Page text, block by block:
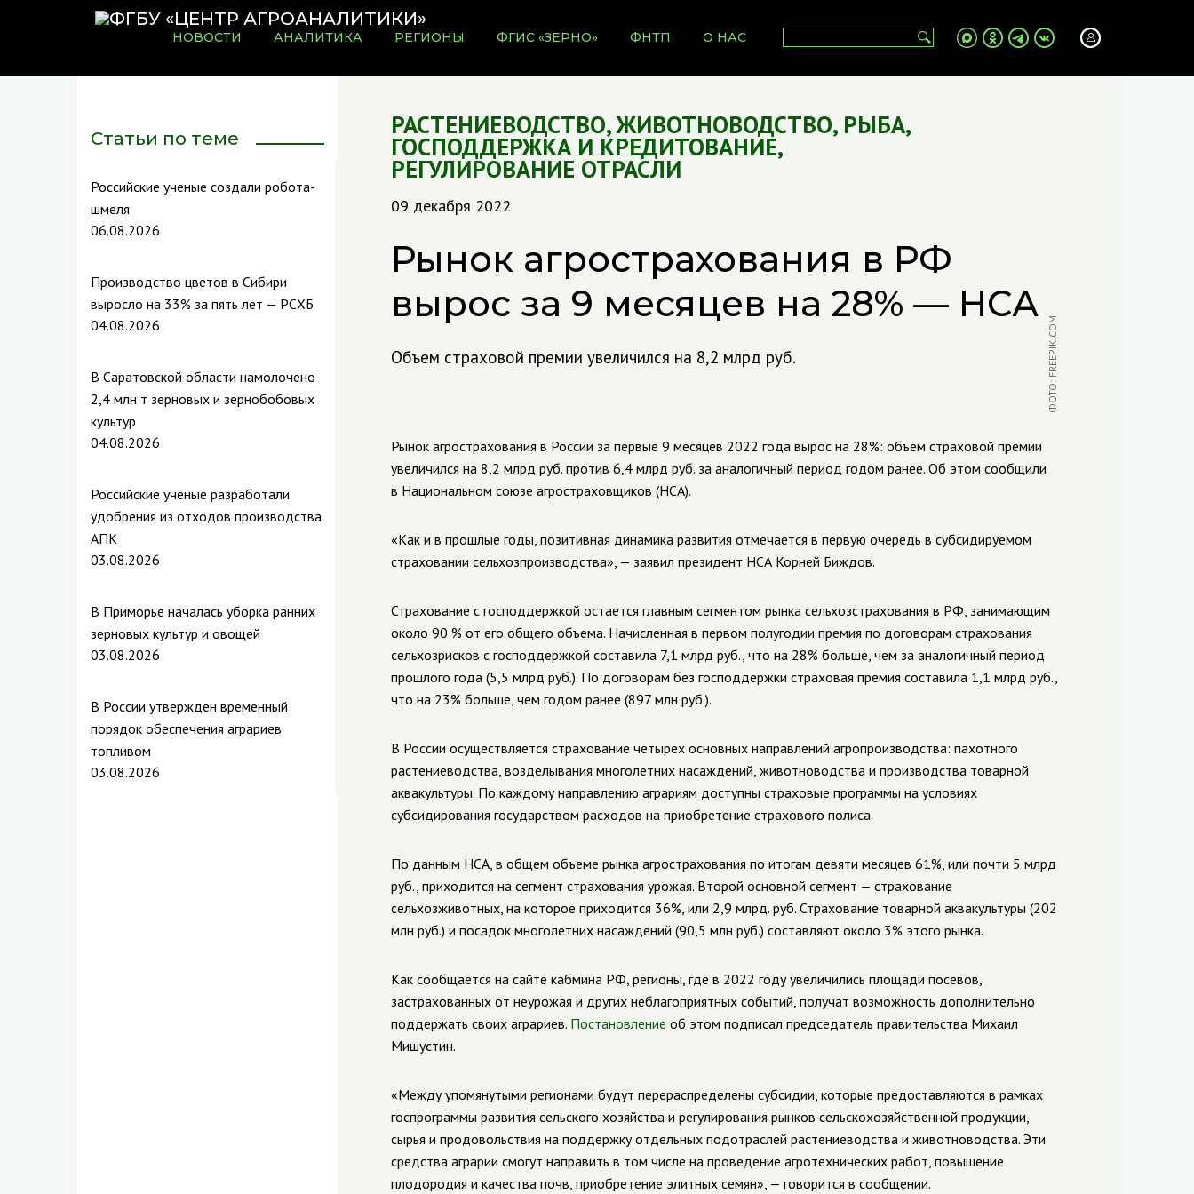
НОВОСТИ АНАЛИТИКА РЕГИОНЫ ФГИС «ЗЕРНО» ФНТП О НАС
Статьи по теме
Российские ученые создали робота-
шмеля
06.08.2026
Производство цветов в Сибири
выросло на 33% за пять лет — РСХБ
04.08.2026
В Саратовской области намолочено
2,4 млн т зерновых и зернобобовых
культур
04.08.2026
Российские ученые разработали
удобрения из отходов производства
АПК
03.08.2026
В Приморье началась уборка ранних
зерновых культур и овощей
03.08.2026
В России утвержден временный
порядок обеспечения аграриев
топливом
03.08.2026
РАСТЕНИЕВОДСТВО,ЖИВОТНОВОДСТВО, РЫБА,
ГОСПОДДЕРЖКА И КРЕДИТОВАНИЕ,
РЕГУЛИРОВАНИЕ ОТРАСЛИ
09 декабря 2022
Рынок агрострахования в РФ
вырос за 9 месяцев на 28% — НСА
Объем страховой премии увеличился на 8,2 млрд руб. ФОТО: FREEPIK.COM
Рынок агрострахования в России за первые 9 месяцев 2022 года вырос на 28%: объем страховой премии
увеличился на 8,2 млрд руб. против 6,4 млрд руб. за аналогичный период годом ранее. Об этом сообщили
в Национальном союзе агростраховщиков (НСА).
«Как и в прошлые годы, позитивная динамика развития отмечается в первую очередь в субсидируемом
страховании сельхозпроизводства», — заявил президент НСА Корней Биждов.
Страхование с господдержкой остается главным сегментом рынка сельхозстрахования в РФ, занимающим
около 90 % от его общего объема. Начисленная в первом полугодии премия по договорам страхования
сельхозрисков с господдержкой составила 7,1 млрд руб., что на 28% больше, чем за аналогичный период
прошлого года (5,5 млрд руб.). По договорам без господдержки страховая премия составила 1,1 млрд руб.,
что на 23% больше, чем годом ранее (897 млн руб.).
В России осуществляется страхование четырех основных направлений агропроизводства: пахотного
растениеводства, возделывания многолетних насаждений, животноводства и производства товарной
аквакультуры. По каждому направлению аграриям доступны страховые программы на условиях
субсидирования государством расходов на приобретение страхового полиса.
По данным НСА, в общем объеме рынка агрострахования по итогам девяти месяцев 61%, или почти 5 млрд
руб., приходится на сегмент страхования урожая. Второй основной сегмент — страхование
сельхозживотных, на которое приходится 36%, или 2,9 млрд. руб. Страхование товарной аквакультуры (202
млн руб.) и посадок многолетних насаждений (90,5 млн руб.) составляют около 3% этого рынка.
Как сообщается на сайте кабмина РФ, регионы, где в 2022 году увеличились площади посевов,
застрахованных от неурожая и других неблагоприятных событий, получат возможность дополнительно
поддержать своих аграриев.Постановление об этом подписал председатель правительства Михаил
Мишустин.
«Между упомянутыми регионами будут перераспределены субсидии, которые предоставляются в рамках
госпрограммы развития сельского хозяйства и регулирования рынков сельскохозяйственной продукции,
сырья и продовольствия на поддержку отдельных подотраслей растениеводства и животноводства. Эти
средства аграрии смогут направить в том числе на проведение агротехнических работ, повышение
плодородия и качества почв, приобретение элитных семян», — говорится в сообщении.